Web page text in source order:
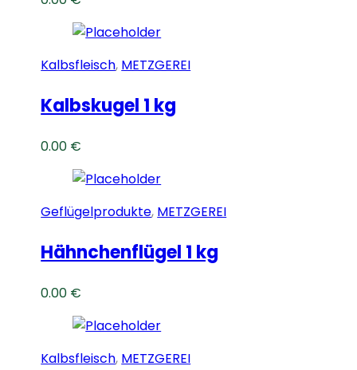
Kalbsfleisch, METZGEREI
Kalbskugel 1 kg
0.00 €
Geflügelprodukte, METZGEREI
Hähnchenflügel 1 kg
0.00 €
Kalbsfleisch, METZGEREI